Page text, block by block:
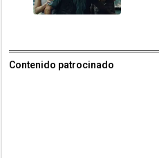
Contenido patrocinado